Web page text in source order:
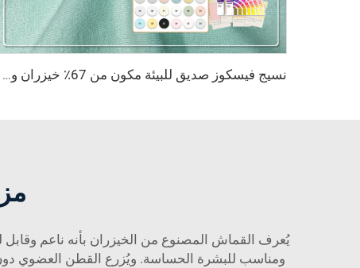
نسيج فيسكوز صديق للبيئة مكون من 67٪ خيزران و28٪ قنب و5٪ سباندكس، نسيج تنفّس مضاد للبكتيريا ويمتص الرطوبة للاستخدام في الملابس الداخلية والملابس الرياضية
يُعرف القماش المصنوع من الخيزران بأنه ناعم
ومناسب للبشرة الحساسة. ويُزرع القطن العضوي دون